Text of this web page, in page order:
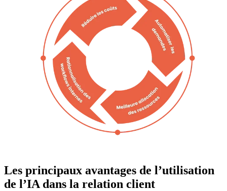
Les principaux avantages de l’utilisation
de l’IA dans la relation client